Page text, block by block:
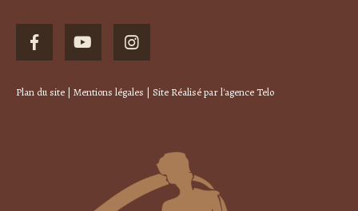
Plan du site | Mentions légales | Site Réalisé parl'agence Telo